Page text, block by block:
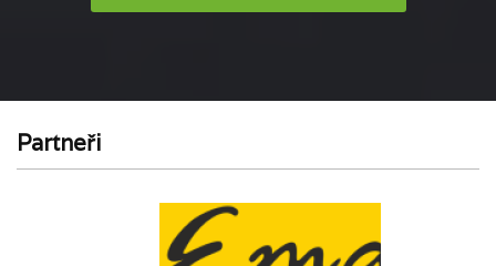
Partneři